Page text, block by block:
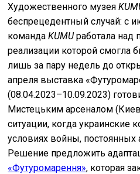
Художественного музея
беспрецедентный случай: с
командаKUMUработала над
реализации которой смогла
лишь за пару недель до
апреля выставка
(08.04.2023–10.09.2023)
Мистецьким арсеналом
ситуации, когда украинские
условиях войны,
Решение предложить
«Футуромарення», которая